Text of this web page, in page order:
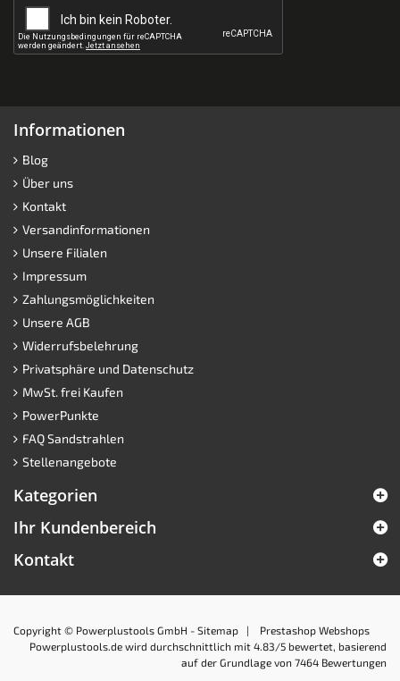
Informationen
Blog
Über uns
Kontakt
Versandinformationen
Unsere Filialen
Impressum
Zahlungsmöglichkeiten
Unsere AGB
Widerrufsbelehrung
Privatsphäre und Datenschutz
MwSt. frei Kaufen
PowerPunkte
FAQ Sandstrahlen
Stellenangebote
Kategorien
Ihr Kundenbereich
Kontakt
Copyright © Powerplustools GmbH - Sitemap | Prestashop Webshops
Powerplustools.de wird durchschnittlich mit 4.83 /5 bewertet, basierend
auf der Grundlage von 7464 Bewertungen